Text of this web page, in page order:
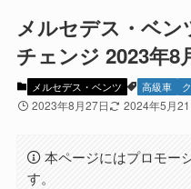
メルセデス・ベン
チェンジ 2023年8
メルセデス・ベンツ 高級車
2023年8月27日 2024年5月21
本ページにはプロモー
す。